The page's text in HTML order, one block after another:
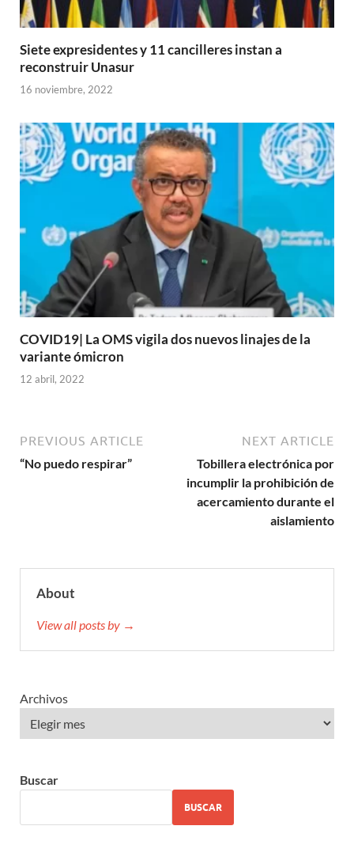
Siete expresidentes y 11 cancilleres instan a
reconstruir Unasur
16 noviembre, 2022
COVID19| La OMS vigila dos nuevos linajes de la
variante ómicron
12 abril, 2022
PREVIOUS ARTICLE
“No puedo respirar”
NEXT ARTICLE
Tobillera electrónica por
incumplir la prohibición de
acercamiento durante el
aislamiento
About
View all posts by →
Archivos
Buscar
BUSCAR